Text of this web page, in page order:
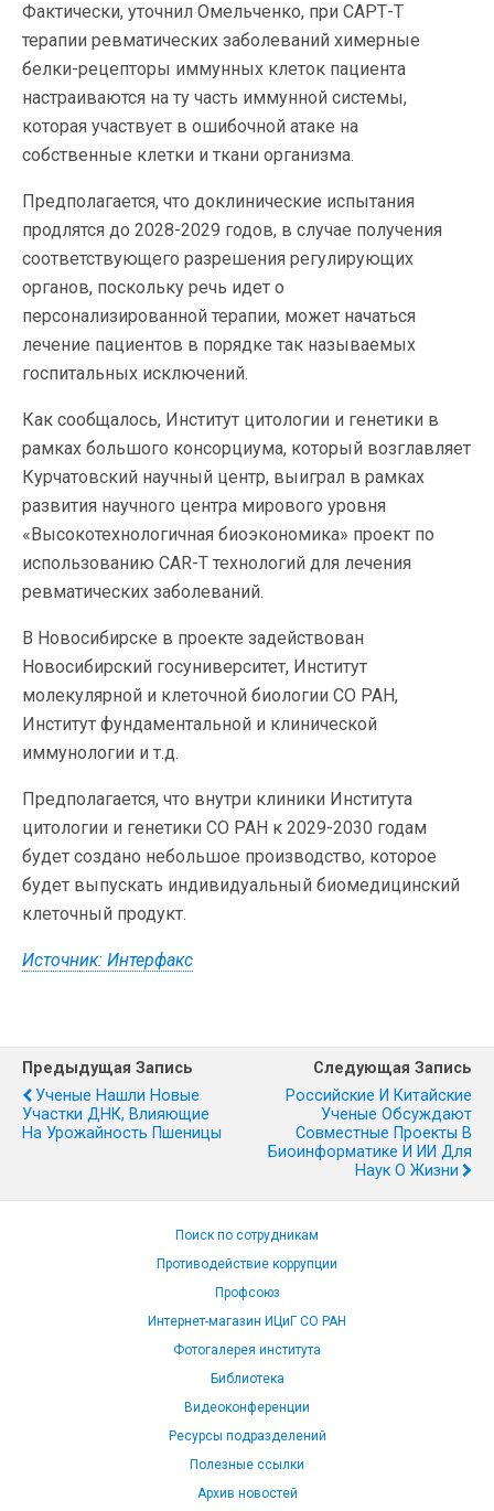
Фактически, уточнил Омельченко, при САРТ-Т
терапии ревматических заболеваний химерные
белки-рецепторы иммунных клеток пациента
настраиваются на ту часть иммунной системы,
которая участвует в ошибочной атаке на
собственные клетки и ткани организма.
Предполагается, что доклинические испытания
продлятся до 2028-2029 годов, в случае получения
соответствующего разрешения регулирующих
органов, поскольку речь идет о
персонализированной терапии, может начаться
лечение пациентов в порядке так называемых
госпитальных исключений.
Как сообщалось, Институт цитологии и генетики в
рамках большого консорциума, который возглавляет
Курчатовский научный центр, выиграл в рамках
развития научного центра мирового уровня
«Высокотехнологичная биоэкономика» проект по
использованию CAR-T технологий для лечения
ревматических заболеваний.
В Новосибирске в проекте задействован
Новосибирский госуниверситет, Институт
молекулярной и клеточной биологии СО РАН,
Институт фундаментальной и клинической
иммунологии и т.д.
Предполагается, что внутри клиники Института
цитологии и генетики СО РАН к 2029-2030 годам
будет создано небольшое производство, которое
будет выпускать индивидуальный биомедицинский
клеточный продукт.
Источник: Интерфакс
Предыдущая Запись
Ученые Нашли Новые
Участки ДНК, Влияющие
На Урожайность Пшеницы
Следующая Запись
Российские И Китайские
Ученые Обсуждают
Совместные Проекты В
Биоинформатике И ИИ Для
Наук О Жизни
Поиск по сотрудникам
Противодействие коррупции
Профсоюз
Интернет-магазин ИЦиГ СО РАН
Фотогалерея института
Библиотека
Видеоконференции
Ресурсы подразделений
Полезные ссылки
Архив новостей